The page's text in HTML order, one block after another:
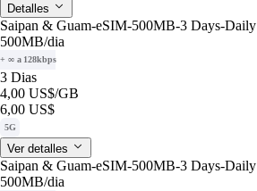
Detalles
Saipan & Guam-eSIM-500MB-3 Days-Daily
500MB/dia
+ ∞ a 128kbps
3 Dias
4,00 US$/GB
6,00 US$
5G
Ver detalles
Saipan & Guam-eSIM-500MB-3 Days-Daily
500MB/dia